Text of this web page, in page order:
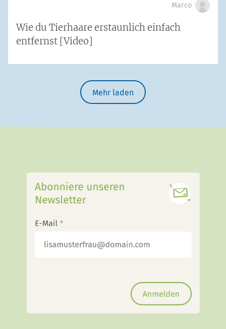
Marco
Wie du Tierhaare erstaunlich einfach
entfernst [Video]
Mehr laden